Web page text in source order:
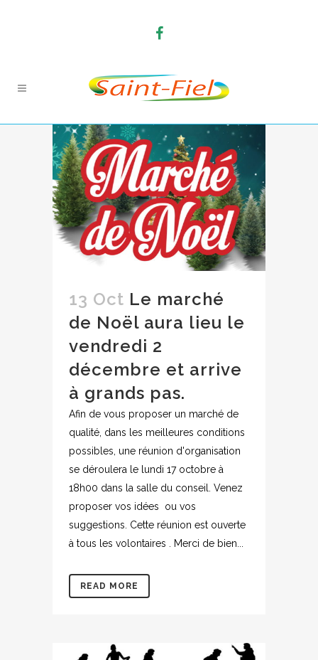
13 Oct Le marché
de Noël aura lieu le
vendredi 2
décembre et arrive
à grands pas.
Afin de vous proposer un marché de
qualité, dans les meilleures conditions
possibles, une réunion d'organisation
se déroulera le lundi 17 octobre à
18h00 dans la salle du conseil. Venez
proposer vos idées ou vos
suggestions. Cette réunion est ouverte
à tous les volontaires . Merci de bien...
READ MORE